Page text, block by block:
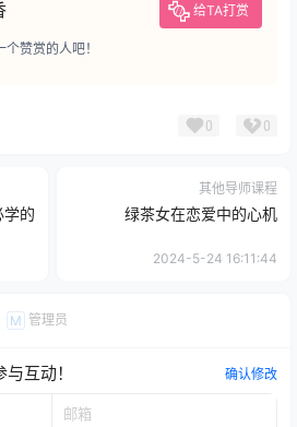
给TA打赏
赞赏的人吧！
0 0
的
其他导师课程
绿茶女在恋爱中的心机
2024-5-24 16:11:44
M 管理员
互动！ 确认修改